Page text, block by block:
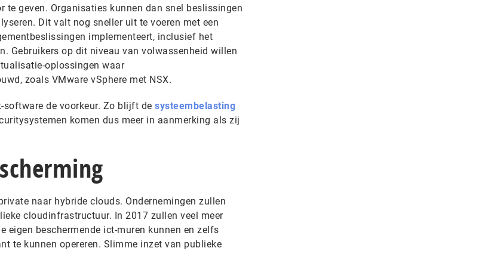
geven. Organisaties kunnen dan snel beslissingen
Dit valt nog sneller uit te voeren met een
implementeert, inclusief het
Gebruikers op dit niveau van volwassenheid willen
oplossingen waar
zoals VMware vSphere met NSX.
software de voorkeur. Zo blijft de systeembelasting
komen dus meer in aanmerking als zij
naar hybride clouds. Ondernemingen zullen
cloudinfrastructuur. In 2017 zullen veel meer
eigen beschermende ict-muren kunnen en zelfs
te kunnen opereren. Slimme inzet van publieke